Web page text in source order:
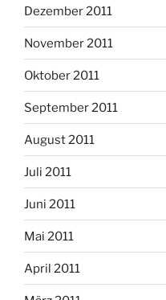
Dezember 2011
November 2011
Oktober 2011
September 2011
August 2011
Juli 2011
Juni 2011
Mai 2011
April 2011